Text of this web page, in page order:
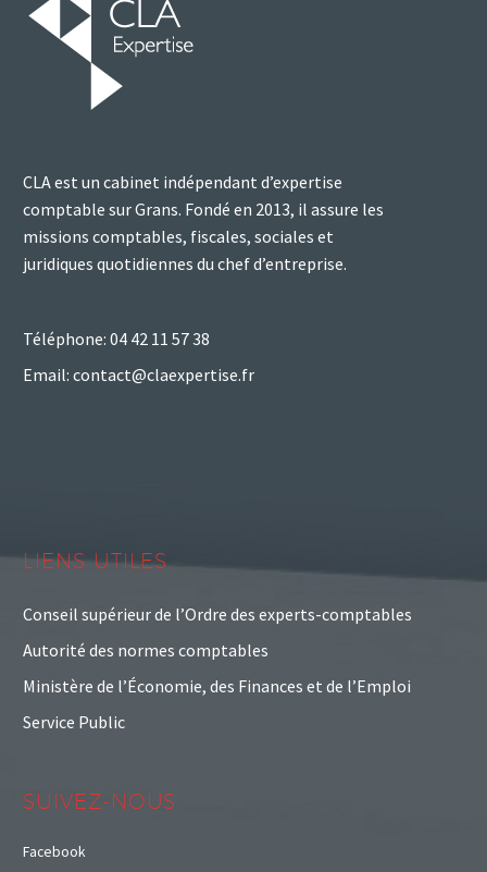
CLA est un cabinet indépendant d’expertise
comptable sur Grans. Fondé en 2013, il assure les
missions comptables, fiscales, sociales et
juridiques quotidiennes du chef d’entreprise.
Téléphone: 04 42 11 57 38
Email: contact@claexpertise.fr
LIENS UTILES
Conseil supérieur de l’Ordre des experts-comptables
Autorité des normes comptables
Ministère de l’Économie, des Finances et de l’Emploi
Service Public
SUIVEZ-NOUS
Facebook